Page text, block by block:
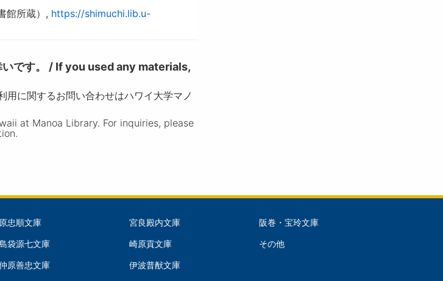
館所蔵）, https://shimuchi.lib.u-
いです。 / If you used any materials,
に関するお問い合わせはハワイ大学マノ
at Manoa Library. For inquiries, please
文
原忠順文庫
袋源七文庫
原善忠文庫
文
(Middle)
宮良殿内文庫
崎原貢文庫
伊波普猷文庫
文
庫
阪巻・宝玲文庫
その他